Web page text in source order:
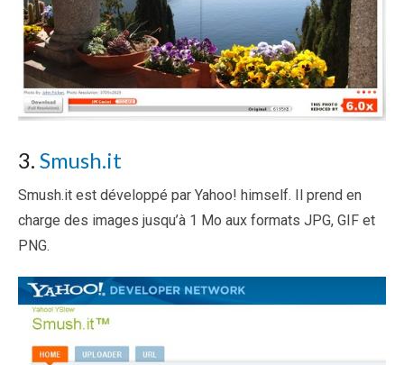
3. Smush.it
Smush.it est développé par Yahoo! himself. Il prend en
charge des images jusqu’à 1 Mo aux formats JPG, GIF et
PNG.